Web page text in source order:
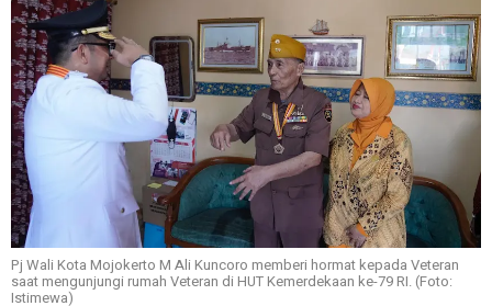
Pj Wali Kota Mojokerto M Ali Kuncoro memberi hormat kepada Veteran
saat mengunjungi rumah Veteran di HUT Kemerdekaan ke-79 RI. (Foto:
Istimewa)